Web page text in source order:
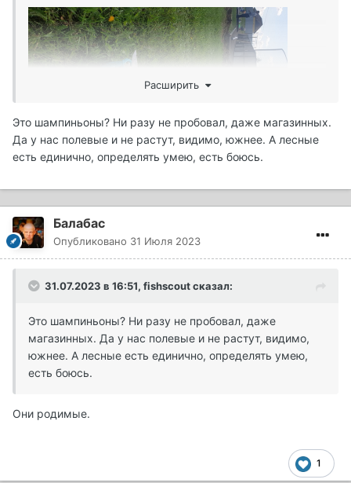
Расширить
Это шампиньоны? Ни разу не пробовал, даже магазинных.
Да у нас полевые и не растут, видимо, южнее. А лесные
есть единично, определять умею, есть боюсь.
Балабас
Опубликовано 31 Июля 2023
31.07.2023 в 16:51, fishscoutсказал:
Это шампиньоны? Ни разу не пробовал, даже
магазинных. Да у нас полевые и не растут, видимо,
южнее. А лесные есть единично, определять умею,
есть боюсь.
Они родимые.
1